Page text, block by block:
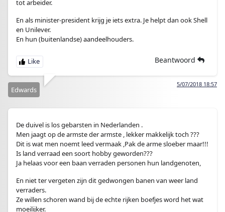
tot arbeider.
En als minister-president krijg je iets extra. Je helpt dan ook Shell
en Unilever.
En hun (buitenlandse) aandeelhouders.
Beantwoord
5/07/2018 18:57
Edwards
De duivel is los gebarsten in Nederlanden .
Men jaagt op de armste der armste , lekker makkelijk toch ???
Dit is wat men noemt leed vermaak ,Pak de arme sloeber maar!!!
Is land verraad een soort hobby geworden???
Ja helaas voor een baan verraden personen hun landgenoten,
En niet ter vergeten zijn dit gedwongen banen van weer land
verraders.
Ze willen schoren wand bij de echte rijken boefjes word het wat
moeilijker.